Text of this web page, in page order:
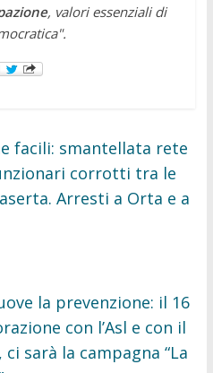
, valori essenziali di
facili: smantellata rete
corrotti tra le
Arresti a Orta e a
la prevenzione: il 16
con l’Asl e con il
sarà la campagna “La